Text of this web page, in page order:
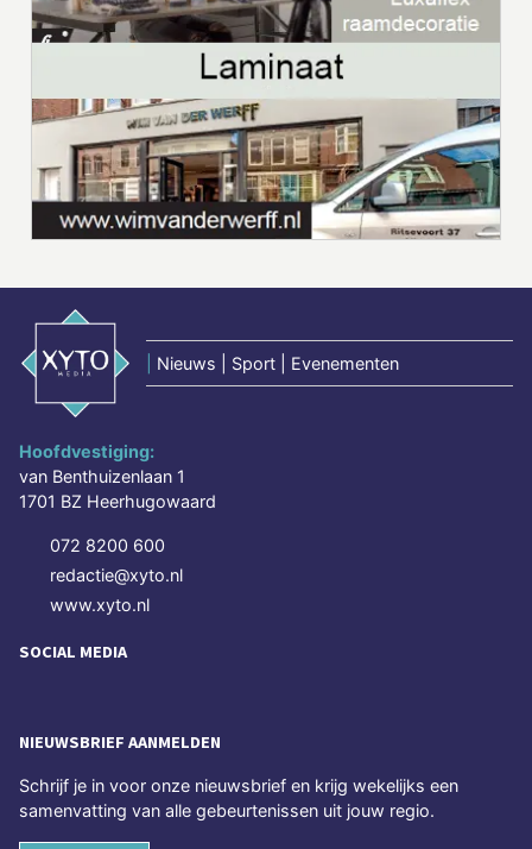
Nieuws | Sport | Evenementen
Hoofdvestiging:
van Benthuizenlaan 1
1701 BZ Heerhugowaard
072 8200 600
redactie@xyto.nl
www.xyto.nl
SOCIAL MEDIA
NIEUWSBRIEF AANMELDEN
Schrijf je in voor onze nieuwsbrief en krijg wekelijks een
samenvatting van alle gebeurtenissen uit jouw regio.